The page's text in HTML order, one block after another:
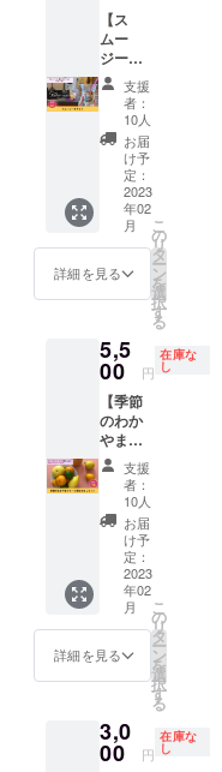
ります
ので予
めご了
承くだ
さい。
※有効期
限は、
2023年
2月～
2024年
1月まで
の1年間
です。
カラダ
いたわ
り堂
karada-
itawari.
hp.pera
ichi.co
m/ 商売
農場 〒
547-
0043 大
阪市平
野区平
野東1-
差があ
ります
ので予
めご了
承くだ
さい。
※有効期
限は、
2023年
2月～
2024年
1月まで
の1年間
です。
掲載
は、1日
限定で
2023年
2月下旬
より順
次おこ
ないま
す。 ※
公開予
定は、
もなみ
にてお
知らせ
請と公
開 ※詳
細は
メール
にて調
整させ
ていた
だきま
す。 ※
有効期
間は、
2023年
2024年
2月まで
の1年間
ズに入
るフ
ルーツ
をお届
けいた
しま
す。 わ
たしが
選ぶフ
ルーツ
をお楽
しみく
ださ
い。季
ンにな
るかと
す。 お
礼の
メッ
セージ
付きで
す。 ■
内容 ・
100サイ
ズの
BOXに
入るフ
ルーツ
ルーツ
のご説
メッ
セージ
営業の
お邪魔
になら
ないよ
うに、
平日が
ベスト
なぁー
と思い
つつ、
調整で
きれば
と思い
セージ
付きで
す。 ■
詳細 ・
日程：
別途調
整 ・時
間：60
分 ・場
所：
MAGA
RINRIさ
ん（大
阪心斎
橋） ※
詳細は
メール
ます。
※ランチ
【ス
ムー
ジーチ
ケッ
ト】 カ
ラダい
たわり
堂キッ
チンで
使える
スムー
ジー回
数権で
す。
cafeRel
ier-ﾙﾘｴ-
ムー
ジーを
11杯分
飲んで
頂けま
す。 通
常600円
のとこ
ろ、10
杯分の
お値段
で1杯分
お得に
なって
ます！
※回数権
はメー
ます。
※カラダ
支援
者：
10人
お届
け予
定：
2023
年02
月
詳細を見る
こ
の
リ
タ
ー
ン
を
選
択
す
る
5,5
00 円
在庫な
し
【季節
のわか
やまフ
ルーツ
便おた
めし
セッ
ト】
cafeRel
ierの
monam
inがひ
そかに
始めよ
うとし
ている
のわか
やまフ
ルーツ
支援
者：
10人
お届
け予
定：
2023
年02
月
詳細を見る
こ
の
リ
タ
ー
ン
を
選
択
す
る
3,0
00 円
在庫な
し